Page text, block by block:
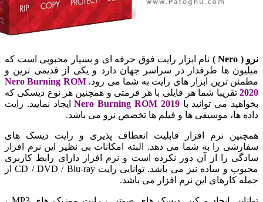
نام ابزار رایت فوق حرفه ای و بسیار محبوبی است که
ها طرفدار در سراسر جهان دارد و یکی از قدیمی ترین و
ترین ابزار های رایت به شما می رود. Nero Burning ROM
تقریبا شما هر فایلی با هر فرمتی و همچنین هر نوع دیسکی که
می توانید با Nero Burning ROM 2019ایجاد نمایید. رایت
ها، موسیقی ها و فیلم ها تخصص نرو می باشد.
نرم افزار قابلیت انعطاف پذیری و رایت دیسک های
را به شما می دهد. البته امکانات بی نظیر این نرم افزار
را از آن دور نکرده است و نرم افزار دارای رابط کاربری
محبوب و ساده نیز می باشد. توانایی رایت CD / DVD / Blu-ray از
این نرم افزار می باشد.